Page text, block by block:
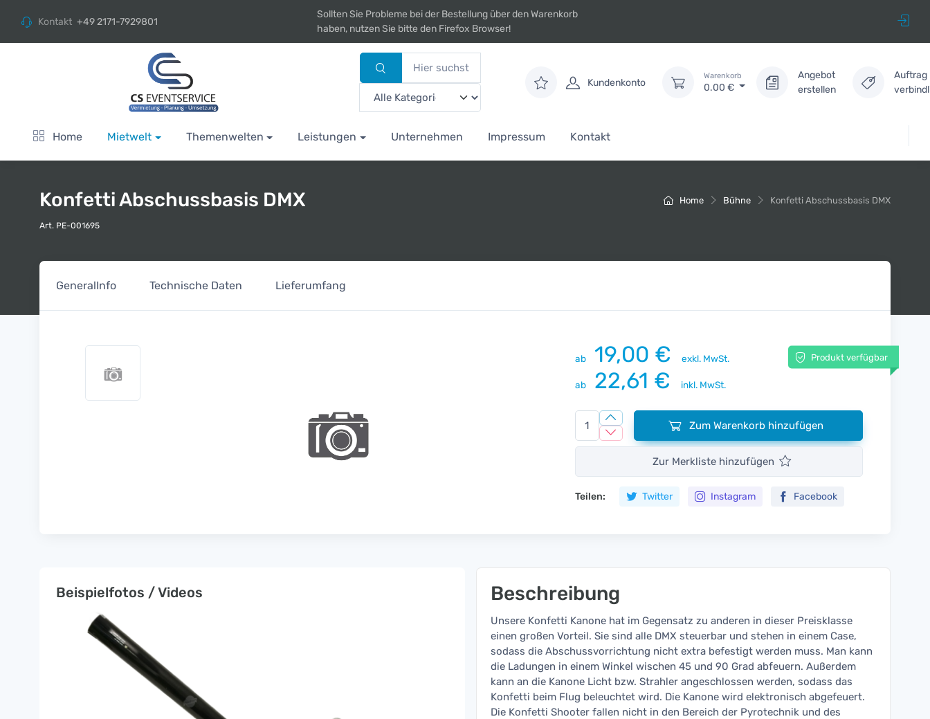
Kontakt +49 2171-7929801
Sollten Sie Probleme bei der Bestellung über den Warenkorb
haben, nutzen Sie bitte den Firefox Browser!
Kundenkonto
Warenkorb
0.00 €
Angebot
erstellen
Auftrag
Home Mietwelt Themenwelten Leistungen Unternehmen Impressum Kontakt
Home Bühne Konfetti Abschussbasis DMX
Konfetti Abschussbasis DMX
Art. PE-001695
GeneralInfo Technische Daten Lieferumfang
ab 19,00 € exkl. MwSt.
ab 22,61 € inkl. MwSt.
Produkt verfügbar
Zum Warenkorb hinzufügen
Zur Merkliste hinzufügen
Teilen: Twitter Instagram Facebook
Beispielfotos / Videos Beschreibung
Unsere Konfetti Kanone hat im Gegensatz zu anderen in dieser Preisklasse
einen großen Vorteil. Sie sind alle DMX steuerbar und stehen in einem Case,
sodass die Abschussvorrichtung nicht extra befestigt werden muss. Man kann
die Ladungen in einem Winkel wischen 45 und 90 Grad abfeuern. Außerdem
kann an die Kanone Licht bzw. Strahler angeschlossen werden, sodass das
Konfetti beim Flug beleuchtet wird. Die Kanone wird elektronisch abgefeuert.
Die Konfetti Shooter fallen nicht in den Bereich der Pyrotechnik und des